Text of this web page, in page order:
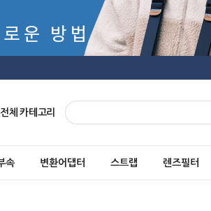
전체 카테고리
속 변환어댑터 스트랩 렌즈필터